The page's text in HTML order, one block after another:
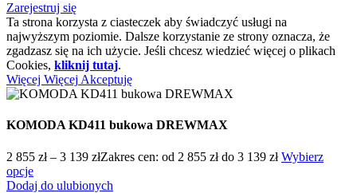
Zarejestruj się
Ta strona korzysta z ciasteczek aby świadczyć usługi na
najwyższym poziomie. Dalsze korzystanie ze strony oznacza, że
zgadzasz się na ich użycie. Jeśli chcesz wiedzieć więcej o plikach
Cookies, kliknij tutaj.
Więcej Więcej Akceptuję
KOMODA KD411 bukowa DREWMAX
2 855 zł – 3 139 złZakres cen: od 2 855 zł do 3 139 zł Wybierz
opcje
Dodaj do ulubionych